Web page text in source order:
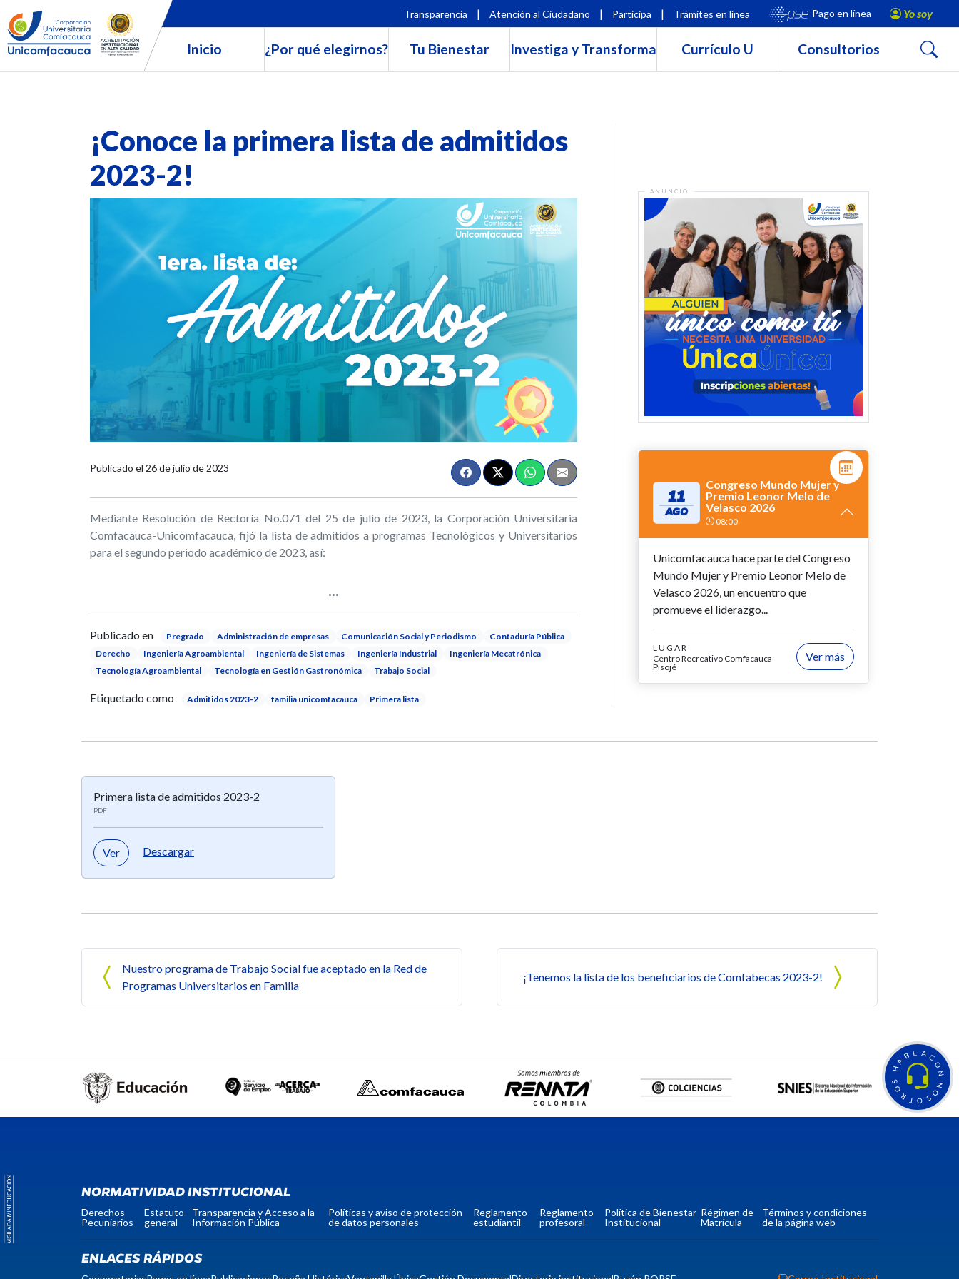
H
A
B L A C
O
N
N
O
S
O
T
R
O
S
Transparencia | Atención al Ciudadano | Participa | Trámites en línea Pago en línea Yo soy
Inicio ¿Por qué elegirnos? Tu Bienestar Investiga y Transforma Currículo U Consultorios Buscar
¡Conoce la primera lista de admitidos
2023-2!
Publicado el 26 de julio de 2023
Mediante Resolución de Rectoría No.071 del 25 de julio de 2023, la Corporación Universitaria
Comfacauca-Unicomfacauca, fijó la lista de admitidos a programas Tecnológicos y Universitarios
para el segundo periodo académico de 2023, así:
Publicado en Pregrado Administración de empresas Comunicación Social y Periodismo
Contaduría Pública
Derecho
Ingeniería Agroambiental Ingeniería de Sistemas Ingeniería Industrial
Ingeniería Mecatrónica
Tecnología Agroambiental
Tecnología en Gestión Gastronómica Trabajo Social
Etiquetado como Admitidos 2023-2 familia unicomfacauca Primera lista
11
AGO
Congreso Mundo Mujer y
Premio Leonor Melo de
Velasco 2026
08:00
Unicomfacauca hace parte del Congreso
Mundo Mujer y Premio Leonor Melo de
Velasco 2026, un encuentro que
promueve el liderazgo...
LUGAR
Centro Recreativo Comfacauca -
Pisojé
Ver más
Primera lista de admitidos 2023-2
PDF
Ver Descargar
Navegación de entradas
Nuestro programa de Trabajo Social fue aceptado en la Red de
Programas Universitarios en Familia
¡Tenemos la lista de los beneficiarios de Comfabecas 2023-2!
NORMATIVIDAD INSTITUCIONAL
Derechos
Pecuniarios
Estatuto
general
Transparencia y Acceso a la
Información Pública
Políticas y aviso de protección
de datos personales
Reglamento
estudiantil
Reglamento
profesoral
Política de Bienestar
Institucional
Régimen de
Matrícula
Términos y condiciones
de la página web
ENLACES RÁPIDOS